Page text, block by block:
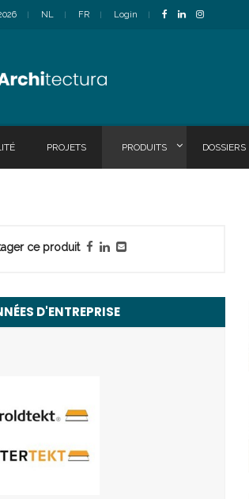
NL FR Login
PROJETS PRODUITS DOSSIERS
ce produit
D'ENTREPRISE